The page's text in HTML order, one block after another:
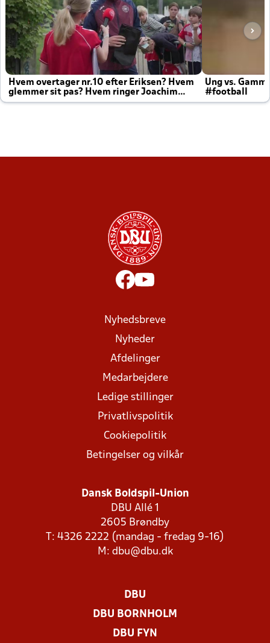
Hvem overtager nr.10 efter Eriksen? Hvem
glemmer sit pas? Hvem ringer Joachim
altid til efter kampe?
Ung vs.
#football
Nyhedsbreve
Nyheder
Afdelinger
Medarbejdere
Ledige stillinger
Privatlivspolitik
Cookiepolitik
Betingelser og vilkår
Dansk Boldspil-Union
DBU Allé 1
2605 Brøndby
T: 4326 2222 (mandag - fredag 9-16)
M: dbu@dbu.dk
DBU
DBU BORNHOLM
DBU FYN